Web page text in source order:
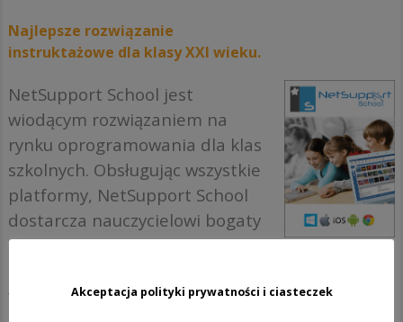
Najlepsze rozwiązanie
instruktażowe dla klasy XXI wieku.
NetSupport School jest
wiodącym rozwiązaniem na
rynku oprogramowania dla klas
szkolnych. Obsługując wszystkie
platformy, NetSupport School
dostarcza nauczycielowi bogaty
zbiór dedykowanych funkcji do
współpracy i kontroli,
Akceptacja polityki prywatności i ciasteczek